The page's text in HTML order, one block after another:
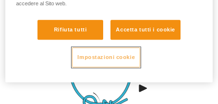
accedere al Sito web.
Rifiuta tutti Accetta tutti i cookie
Impostazioni cookie